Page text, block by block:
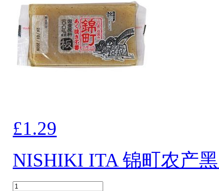
£1.29
NISHIKI ITA 锦町农产